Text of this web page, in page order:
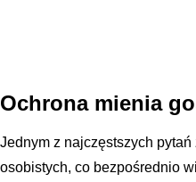
Ochrona mienia
Jednym z najczęstszych
osobistych, co bezpośrednio